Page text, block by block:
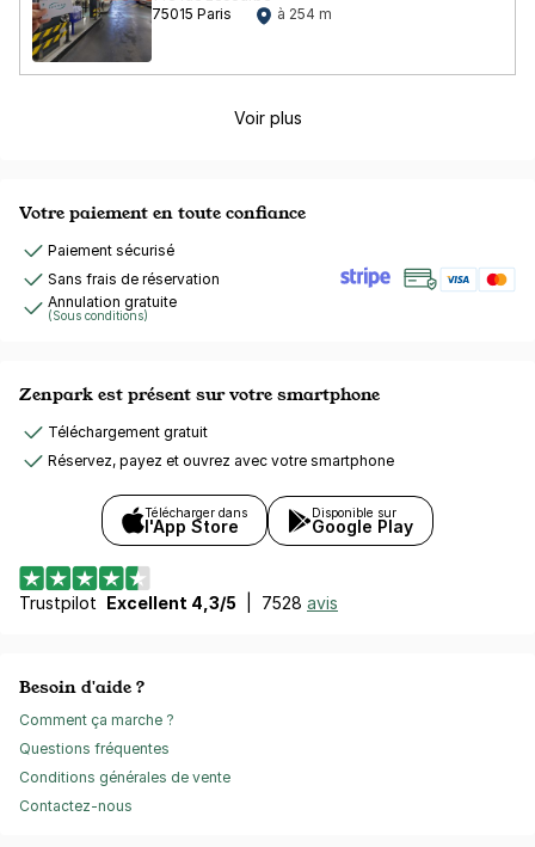
75015 Paris
à 254 m
Voir plus
Votre paiement en toute confiance
Paiement sécurisé
Sans frais de réservation
Annulation gratuite
(Sous conditions)
Zenpark est présent sur votre smartphone
Téléchargement gratuit
Réservez, payez et ouvrez avec votre smartphone
Télécharger dans
l'App Store
Disponible sur
Google Play
Trustpilot Excellent 4,3/5 7528 avis
Besoin d'aide ?
Comment ça marche ?
Questions fréquentes
Conditions générales de vente
Contactez-nous